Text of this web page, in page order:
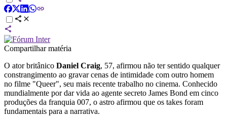
Compartilhar matéria
O ator britânico Daniel Craig, 57, afirmou não ter sentido qualquer
constrangimento ao gravar cenas de intimidade com outro homem
no filme "Queer", seu mais recente trabalho no cinema. Conhecido
mundialmente por dar vida ao agente secreto James Bond em cinco
produções da franquia 007, o astro afirmou que os takes foram
fundamentais para a narrativa.